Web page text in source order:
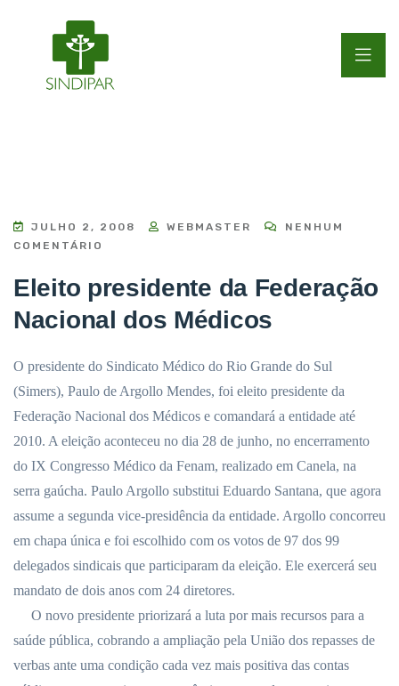
JULHO 2, 2008 WEBMASTER
NENHUM
COMENTÁRIO
Eleito presidente da Federação
Nacional dos Médicos
O presidente do Sindicato Médico do Rio Grande do Sul
(Simers), Paulo de Argollo Mendes, foi eleito presidente da
Federação Nacional dos Médicos e comandará a entidade até
2010. A eleição aconteceu no dia 28 de junho, no encerramento
do IX Congresso Médico da Fenam, realizado em Canela, na
serra gaúcha. Paulo Argollo substitui Eduardo Santana, que agora
assume a segunda vice-presidência da entidade. Argollo concorreu
em chapa única e foi escolhido com os votos de 97 dos 99
delegados sindicais que participaram da eleição. Ele exercerá seu
mandato de dois anos com 24 diretores.
O novo presidente priorizará a luta por mais recursos para a
saúde pública, cobrando a ampliação pela União dos repasses de
verbas ante uma condição cada vez mais positiva das contas